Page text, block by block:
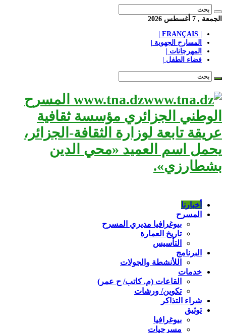
الجمعة , 7 أغسطس 2026
المسارح الجهوية |
المهرجانات |
فضاء الطفل |
www.tna.dz المسرح
الوطني الجزائري مؤسسة ثقافية
عريقة تابعة لوزارة الثقافة-الجزائر،
يحمل اسم العميد «محي الدين
بشطارزي».
أخبارنا
المسرح
بيوغرافيا مديري المسرح
تاريخ العمارة
التأسيس
البرنامج
اللأنشطة والجولات
خدمات
القاعات (م. كاتب/ ح عمر)
تكوين/ ورشات
شراء التذاكر
توثيق
بيوغرافيا
مسرحيات